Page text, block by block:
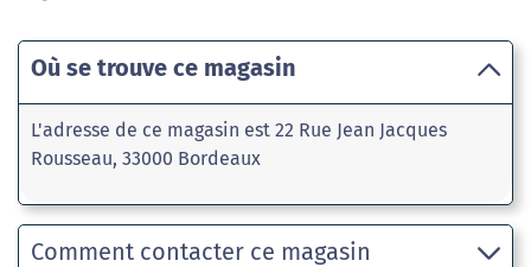
Où se trouve ce magasin
L'adresse de ce magasin est 22 Rue Jean Jacques
Rousseau, 33000 Bordeaux
Comment contacter ce magasin